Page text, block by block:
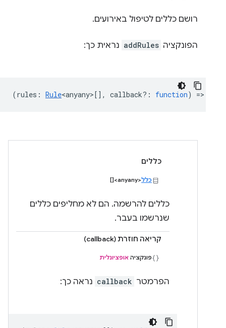
רושם כללים לטיפול באירועים.
הפונקציה addRules נראית כך:
(rules : Rule<anyany> [], callback? : function) =>
כללים
כלל<anyany>[]
כללים להרשמה. הם לא מחליפים כללים
שנרשמו בעבר.
קריאה חוזרת (callback)
פונקציה אופציונלית
הפרמטר callback נראה כך: